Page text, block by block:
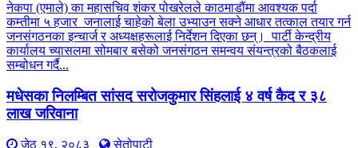
नेकपा (एमाले) का महासचिव शंकर पोखरेलले काठमाडौंमा आवश्यक पर्दा
कम्तीमा ५ हजार जनालाई चाहेको बेला उभ्याउन सक्ने आधार तत्काल तयार गर्न
जनसंगठनका इन्चार्ज र अध्यक्षहरूलाई निर्देशन दिएका छन्। पार्टी केन्द्रीय
कार्यालय च्यासलमा सोमबार बसेको जनसंगठन समन्वय संयन्त्रको बैठकलाई
सम्बोधन गर्दै...
मधेसका निलम्बित सांसद सरोजकुमार सिंहलाई ४ वर्ष कैद र ३८
लाख जरिवाना
जेठ १९, २०८३
सेतोपाटी